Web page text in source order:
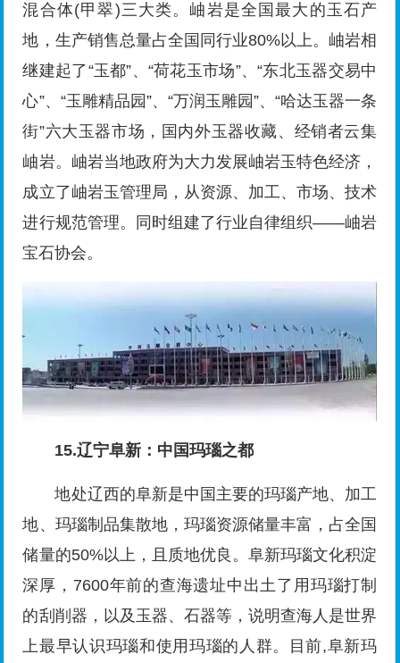
混合体(甲翠)三大类。岫岩是全国最大的玉石产
地，生产销售总量占全国同行业80%以上。岫岩相
继建起了“玉都”、“荷花玉市场”、“东北玉器交易中
心”、“玉雕精品园”、“万润玉雕园”、“哈达玉器一条
街”六大玉器市场，国内外玉器收藏、经销者云集
岫岩。岫岩当地政府为大力发展岫岩玉特色经济，
成立了岫岩玉管理局，从资源、加工、市场、技术
进行规范管理。同时组建了行业自律组织——岫岩
宝石协会。
15.辽宁阜新：中国玛瑙之都
地处辽西的阜新是中国主要的玛瑙产地、加工
地、玛瑙制品集散地，玛瑙资源储量丰富，占全国
储量的50%以上，且质地优良。阜新玛瑙文化积淀
深厚，7600年前的查海遗址中出土了用玛瑙打制
的刮削器，以及玉器、石器等，说明查海人是世界
上最早认识玛瑙和使用玛瑙的人群。目前,阜新玛